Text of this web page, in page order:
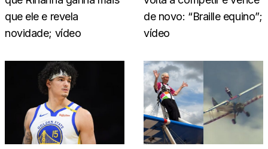
que ele e revela
novidade; vídeo
de novo: “Braille equino”;
vídeo